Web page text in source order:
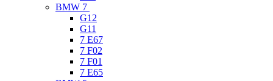
BMW 7
G12
G11
7 Е67
7 F02
7 F01
7 E65